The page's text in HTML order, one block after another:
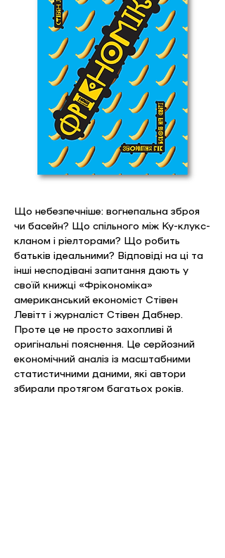
Що небезпечніше: вогнепальна зброя
чи басейн? Що спільного між Ку-клукс-
кланом і ріелторами? Що робить
батьків ідеальними? Відповіді на ці та
інші несподівані запитання дають у
своїй книжці «Фрікономіка»
американський економіст Стівен
Левітт і журналіст Стівен Дабнер.
Проте це не просто захопливі й
оригінальні пояснення. Це серйозний
економічний аналіз із масштабними
статистичними даними, які автори
збирали протягом багатьох років.